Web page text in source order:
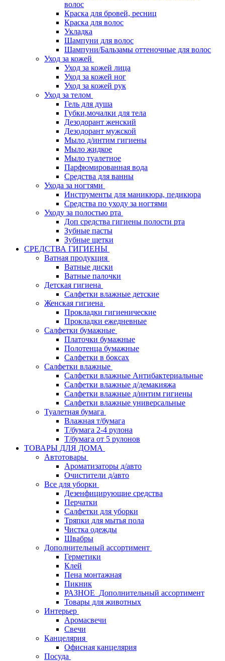
волос
Краска для бровей, ресниц
Краска для волос
Укладка
Шампуни для волос
Шампуни/Бальзамы оттеночные для волос
Уход за кожей
Уход за кожей лица
Уход за кожей ног
Уход за кожей рук
Уход за телом
Гель для душа
Губки,мочалки для тела
Дезодорант женский
Дезодорант мужской
Мыло д/интим гигиены
Мыло жидкое
Мыло туалетное
Парфюмированная вода
Средства для ванны
Ухода за ногтями
Инструменты для маникюра, педикюра
Средства по уходу за ногтями
Уходу за полостью рта
Доп средства гигиены полости рта
Зубные пасты
Зубные щетки
СРЕДСТВА ГИГИЕНЫ
Ватная продукция
Ватные диски
Ватные палочки
Детская гигиена
Салфетки влажные детские
Женская гигиена
Прокладки гигиенические
Прокладки ежедневные
Салфетки бумажные
Платочки бумажные
Полотенца бумажные
Салфетки в боксах
Салфетки влажные
Салфетки влажные Антибактериальные
Салфетки влажные д/демакияжа
Салфетки влажные д/интим гигиены
Салфетки влажные универсальные
Туалетная бумага
Влажная т/бумага
Т/бумага 2-4 рулона
Т/бумага от 5 рулонов
ТОВАРЫ ДЛЯ ДОМА
Автотовары
Ароматизаторы д/авто
Очистители д/авто
Все для уборки
Дезенфицирующие средства
Перчатки
Салфетки для уборки
Тряпки для мытья пола
Чистка одежды
Швабры
Дополнительный ассортимент
Герметики
Клей
Пена монтажная
Пикник
РАЗНОЕ_Дополнительный ассортимент
Товары для животных
Интерьер
Аромасвечи
Свечи
Канцелярия
Офисная канцелярия
Посуда